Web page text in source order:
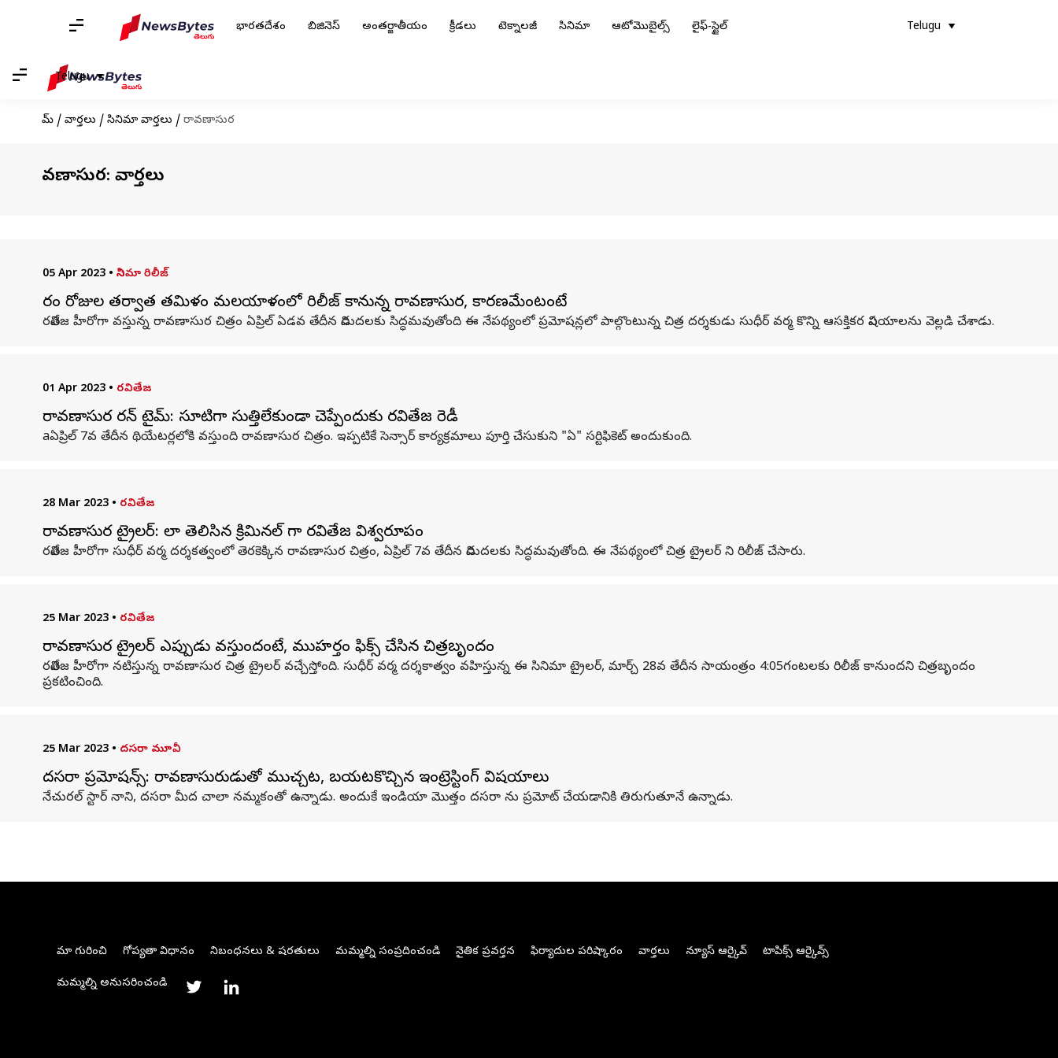
భారతదేశం బిజినెస్ అంతర్జాతీయం క్రీడలు టెక్నాలజీ సినిమా ఆటోమొబైల్స్ లైఫ్-స్టైల్ Telugu
Telugu
హోమ్ / వార్తలు / సినిమా వార్తలు / రావణాసుర
రావణాసుర: వార్తలు
05 Apr 2023 • సినిమా రిలీజ్
వారం రోజుల తర్వాత తమిళం మలయాళంలో రిలీజ్ కానున్న రావణాసుర, కారణమేంటంటే
రవితేజ హీరోగా వస్తున్న రావణాసుర చిత్రం ఏప్రిల్ ఏడవ తేదీన విడుదలకు సిద్ధమవుతోంది ఈ నేపథ్యంలో ప్రమోషన్లలో పాల్గొంటున్న చిత్ర దర్శకుడు సుధీర్ వర్మ కొన్ని ఆసక్తికర విషయాలను వెల్లడి చేశాడు.
01 Apr 2023 • రవితేజ
రావణాసుర రన్ టైమ్: సూటిగా సుత్తిలేకుండా చెప్పేందుకు రవితేజ రెడీ
aఏప్రిల్ 7వ తేదీన థియేటర్లలోకి వస్తుంది రావణాసుర చిత్రం. ఇప్పటికే సెన్సార్ కార్యక్రమాలు పూర్తి చేసుకుని "ఏ" సర్టిఫికెట్ అందుకుంది.
28 Mar 2023 • రవితేజ
రావణాసుర ట్రైలర్: లా తెలిసిన క్రిమినల్ గా రవితేజ విశ్వరూపం
రవితేజ హీరోగా సుధీర్ వర్మ దర్శకత్వంలో తెరకెక్కిన రావణాసుర చిత్రం, ఏప్రిల్ 7వ తేదీన విడుదలకు సిద్ధమవుతోంది. ఈ నేపథ్యంలో చిత్ర ట్రైలర్ ని రిలీజ్ చేసారు.
25 Mar 2023 • రవితేజ
రావణాసుర ట్రైలర్ ఎప్పుడు వస్తుందంటే, ముహర్తం ఫిక్స్ చేసిన చిత్రబృందం
రవితేజ హీరోగా నటిస్తున్న రావణాసుర చిత్ర ట్రైలర్ వచ్చేస్తోంది. సుధీర్ వర్మ దర్శకాత్వం వహిస్తున్న ఈ సినిమా ట్రైలర్, మార్చ్ 28వ తేదీన సాయంత్రం 4:05గంటలకు రిలీజ్ కానుందని చిత్రబృందం
ప్రకటించింది.
25 Mar 2023 • దసరా మూవీ
దసరా ప్రమోషన్స్: రావణాసురుడుతో ముచ్చట, బయటకొచ్చిన ఇంట్రెస్టింగ్ విషయాలు
నేచురల్ స్టార్ నాని, దసరా మీద చాలా నమ్మకంతో ఉన్నాడు. అందుకే ఇండియా మొత్తం దసరా ను ప్రమోట్ చేయడానికి తిరుగుతూనే ఉన్నాడు.
మా గురించి గోప్యతా విధానం నిబంధనలు & షరతులు మమ్మల్ని సంప్రదించండి నైతిక ప్రవర్తన ఫిర్యాదుల పరిష్కారం వార్తలు న్యూస్ ఆర్కైవ్ టాపిక్స్ ఆర్కైవ్స్
మమ్మల్ని అనుసరించండి